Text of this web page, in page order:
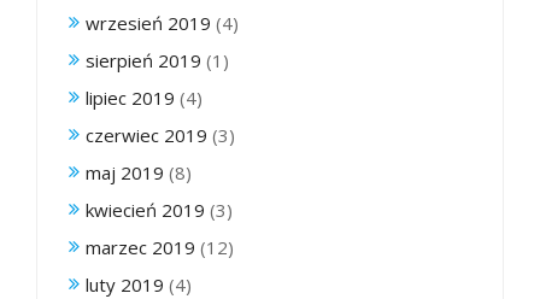
wrzesień 2019 (4)
sierpień 2019 (1)
lipiec 2019 (4)
czerwiec 2019 (3)
maj 2019 (8)
kwiecień 2019 (3)
marzec 2019 (12)
luty 2019 (4)